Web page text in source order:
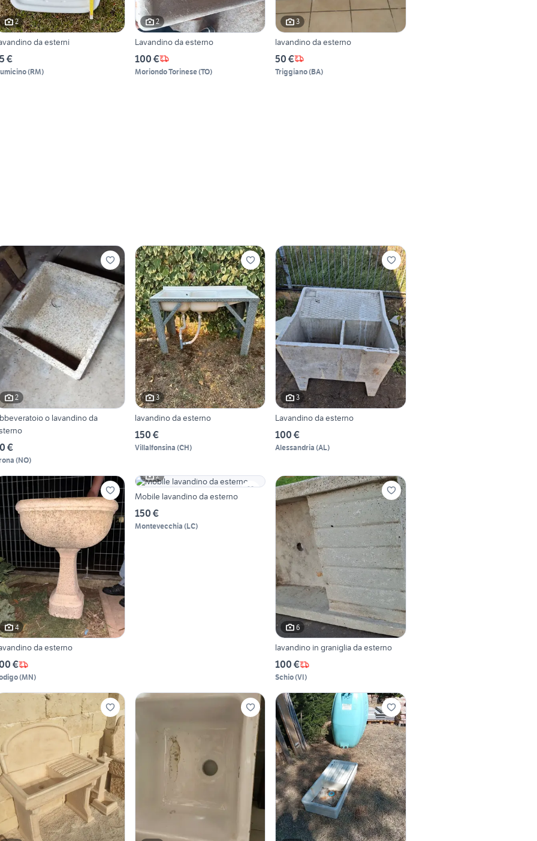
2
da esterni
€
(RM)
2
Lavandino da esterno
100 €
Moriondo Torinese(TO)
3
lavandino da esterno
50 €
Triggiano(BA)
2
o lavandino da
€
(NO)
3
lavandino da esterno
150 €
Villalfonsina (CH)
3
Lavandino da esterno
100 €
Alessandria (AL)
4
da esterno
€
(MN)
2
Mobile lavandino da esterno
150 €
Montevecchia (LC)
6
lavandino in graniglia da esterno
100 €
Schio(VI)